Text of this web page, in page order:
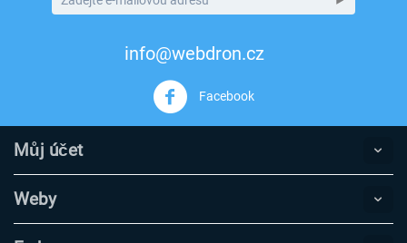
info@webdron.cz
Facebook
Můj účet
Weby